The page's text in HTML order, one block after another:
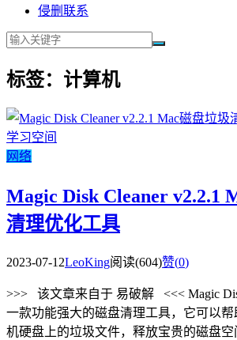
侵删联系
标签：计算机
网络
Magic Disk Cleaner v2.2.1
清理优化工具
2023-07-12LeoKing阅读(604)赞(0)
>>> 该文章来自于 易破解 <<< Magic
一款功能强大的磁盘清理工具，它可以
机硬盘上的垃圾文件，释放宝贵的磁盘空